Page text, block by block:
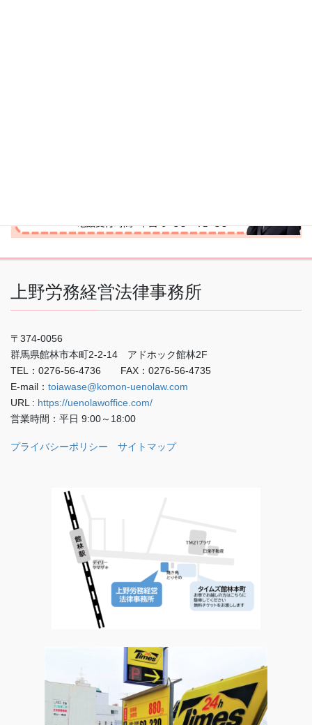
上野労務経営法律事務所
〒374-0056
群馬県館林市本町2-2-14 アドホック館林2F
TEL：0276-56-4736 FAX：0276-56-4735
E-mail： toiawase@komon-uenolaw.com
URL : https://uenolawoffice.com/
営業時間：平日 9:00～18:00
プライバシーポリシー サイトマップ